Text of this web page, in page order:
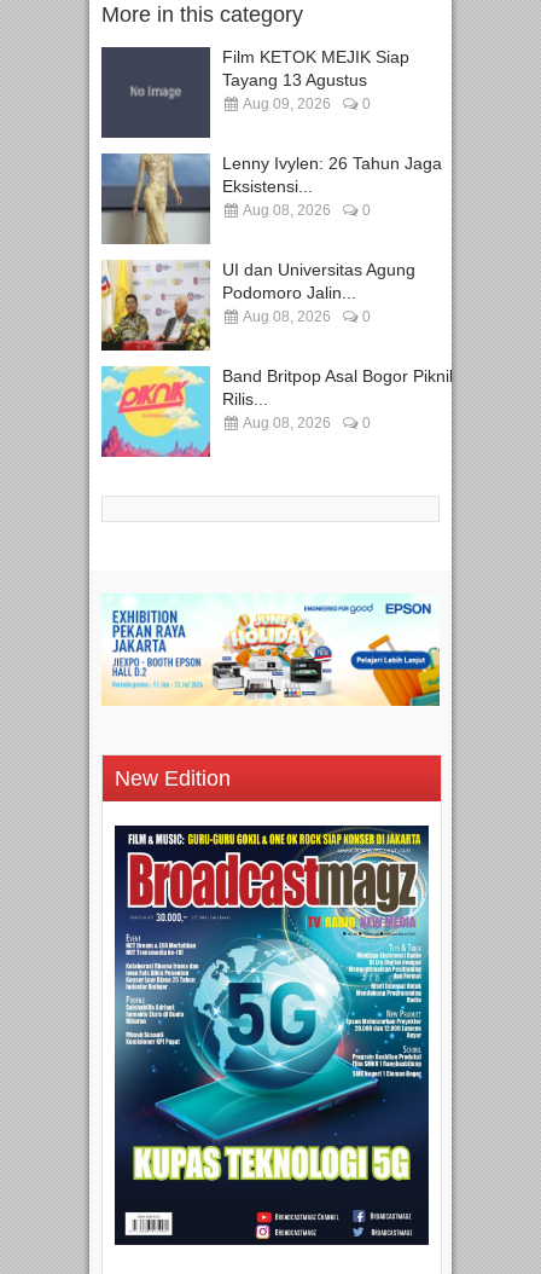
More in this category
Film KETOK MEJIK Siap
Tayang 13 Agustus
Aug 09, 2026 0
Lenny Ivylen: 26 Tahun Jaga
Eksistensi...
Aug 08, 2026 0
UI dan Universitas Agung
Podomoro Jalin...
Aug 08, 2026 0
Band Britpop Asal Bogor Piknik
Rilis...
Aug 08, 2026 0
New Edition